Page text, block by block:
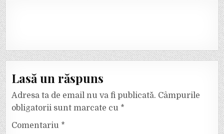
Lasă un răspuns
Adresa ta de email nu va fi publicată. Câmpurile
obligatorii sunt marcate cu *
Comentariu *